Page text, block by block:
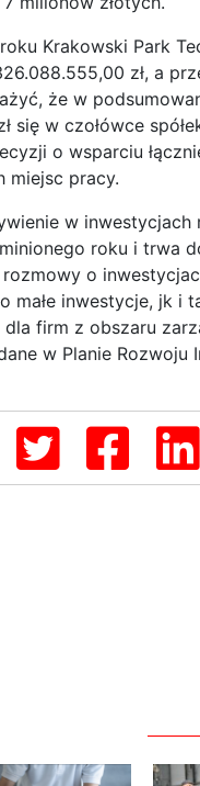
Krakowski Park
zł, a
że w
się w czołówce
o wsparciu
miejsc pracy.
w
roku i trwa
o
małe inwestycje, jk
firm z obszaru
w Planie